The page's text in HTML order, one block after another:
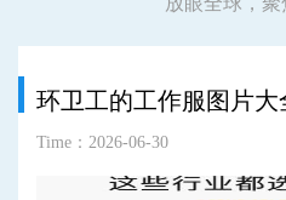
环卫工的工作服图片大
Time：2026-06-30